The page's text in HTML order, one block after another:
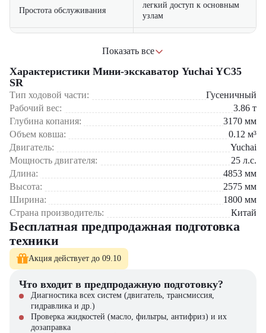
Простота обслуживания
легкий доступ к основным
узлам
стоимости и
Надежность
рамы и ходовой части
Городское строительство
Прокладка коммуникаций
Ландшафтные работы
Демонтажные операции
Сельскохозяйственные задачи
Компания "ЦТО
предлагаем:
Гарантия 1 год
Доступные запчасти
Гибкие условия лизинга
Сервисное обслуживание
Yuchai YC35 SR – выгодное решение для профессиональных задач!
Показать все
Характеристики Мини-экскаватор Yuchai YC35
SR
Тип ходовой части:
Гусеничный
Рабочий вес:
3.86 т
Глубина копания:
3170 мм
Объем ковша:
0.12 м³
Двигатель:
Yuchai
Мощность двигателя:
25 л.с.
Длина:
4853 мм
Высота:
2575 мм
Ширина:
1800 мм
Страна производитель:
Китай
Бесплатная предпродажная подготовка
техники
Акция действует до 09.10
Что входит в предпродажную подготовку?
Диагностика всех систем (двигатель, трансмиссия,
гидравлика и др.)
Проверка жидкостей (масло, фильтры, антифриз) и их
дозаправка